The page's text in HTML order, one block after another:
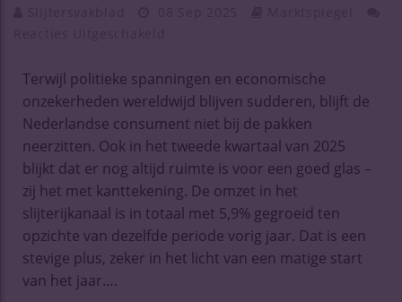
Terwijl politieke spanningen en economische
onzekerheden wereldwijd blijven sudderen, blijft de
Nederlandse consument niet bij de pakken
neerzitten. Ook in het tweede kwartaal van 2025
blijkt dat er nog altijd ruimte is voor een goed glas –
zij het met kanttekening. De omzet in het
slijterijkanaal is in totaal met 5,9% gegroeid ten
opzichte van dezelfde periode vorig jaar. Dat is een
stevige plus, zeker in het licht van een matige start
van het jaar….